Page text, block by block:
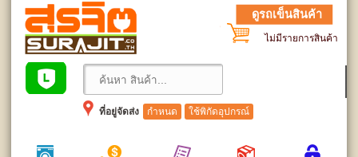
ดูรถเข็นสินค้า
ไม่มีรายการสินค้า
ที่อยู่จัดส่ง กำหนด ใช้พิกัดอุปกรณ์